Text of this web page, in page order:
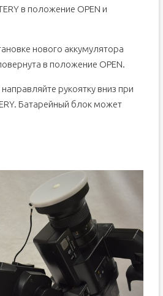
в положение OPEN и
нового аккумулятора
в положение OPEN.
рукоятку вниз при
Батарейный блок может